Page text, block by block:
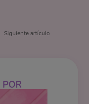
Siguiente artículo
POR